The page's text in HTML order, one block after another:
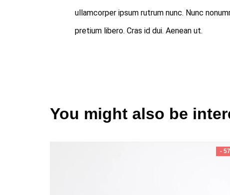
ullamcorper ipsum rutrum nunc. Nunc
pretium libero. Cras id dui. Aenean ut.
You might also be
-